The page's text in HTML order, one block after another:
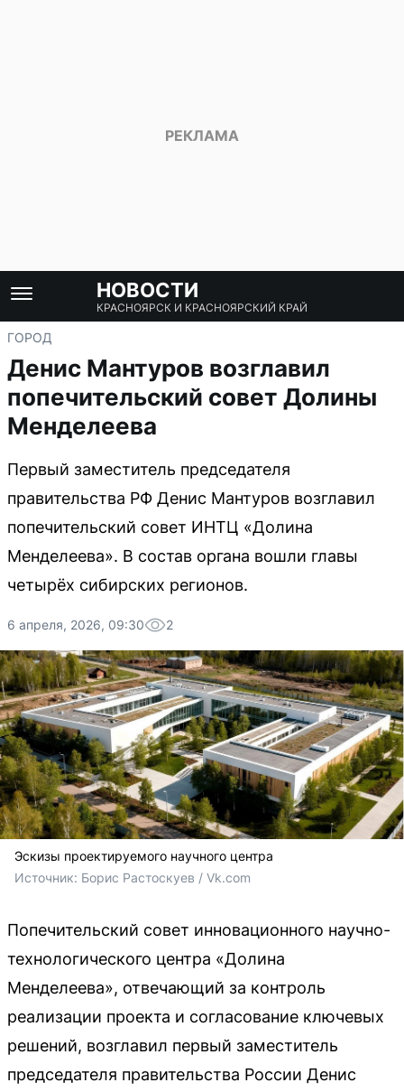
НОВОСТИ
КРАСНОЯРСК И КРАСНОЯРСКИЙ КРАЙ
ГОРОД
Денис Мантуров возглавил
попечительский совет Долины
Менделеева
Первый заместитель председателя
правительства РФ Денис Мантуров возглавил
попечительский совет ИНТЦ «Долина
Менделеева». В состав органа вошли главы
четырёх сибирских регионов.
6 апреля, 2026, 09:30 2
Эскизы проектируемого научного центра
Источник: Борис Растоскуев / Vk.com
Попечительский совет инновационного научно-
технологического центра «Долина
Менделеева», отвечающий за контроль
реализации проекта и согласование ключевых
решений, возглавил первый заместитель
председателя правительства России Денис